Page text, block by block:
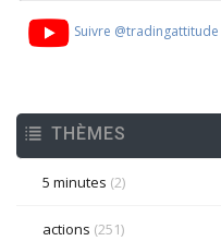
Suivre @tradingattitude
THÈMES
5 minutes (2)
actions (251)